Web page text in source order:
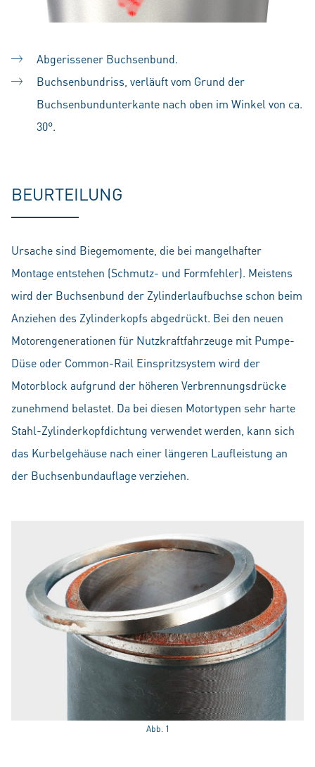
Abgerissener Buchsenbund.
Buchsenbundriss, verläuft vom Grund der
Buchsenbundunterkante nach oben im Winkel von ca.
30°.
BEURTEILUNG
Ursache sind Biegemomente, die bei mangelhafter
Montage entstehen (Schmutz- und Formfehler). Meistens
wird der Buchsenbund der Zylinderlaufbuchse schon beim
Anziehen des Zylinderkopfs abgedrückt. Bei den neuen
Motorengenerationen für Nutzkraftfahrzeuge mit Pumpe-
Düse oder Common-Rail Einspritzsystem wird der
Motorblock aufgrund der höheren Verbrennungsdrücke
zunehmend belastet. Da bei diesen Motortypen sehr harte
Stahl-Zylinderkopfdichtung verwendet werden, kann sich
das Kurbelgehäuse nach einer längeren Laufleistung an
der Buchsenbundauflage verziehen.
Abb. 1